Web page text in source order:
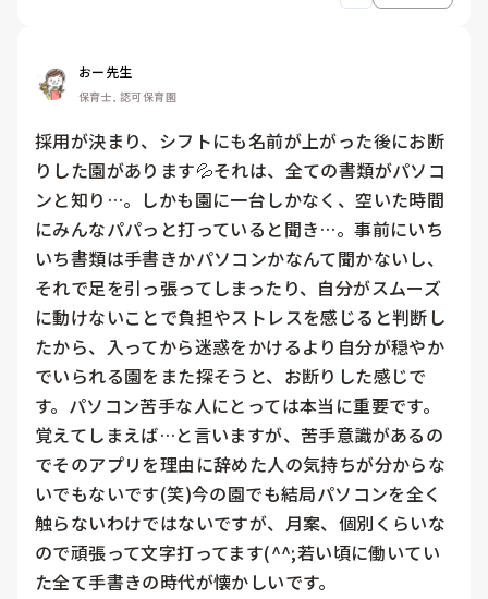
おー先生
保育士, 認可保育園
採用が決まり、シフトにも名前が上がった後にお断
りした園があります💦それは、全ての書類がパソコ
ンと知り…。しかも園に一台しかなく、空いた時間
にみんなパパっと打っていると聞き…。事前にいち
いち書類は手書きかパソコンかなんて聞かないし、
それで足を引っ張ってしまったり、自分がスムーズ
に動けないことで負担やストレスを感じると判断し
たから、入ってから迷惑をかけるより自分が穏やか
でいられる園をまた探そうと、お断りした感じで
す。パソコン苦手な人にとっては本当に重要です。
覚えてしまえば…と言いますが、苦手意識があるの
でそのアプリを理由に辞めた人の気持ちが分からな
いでもないです(笑)今の園でも結局パソコンを全く
触らないわけではないですが、月案、個別くらいな
ので頑張って文字打ってます(^^;若い頃に働いてい
た全て手書きの時代が懐かしいです。